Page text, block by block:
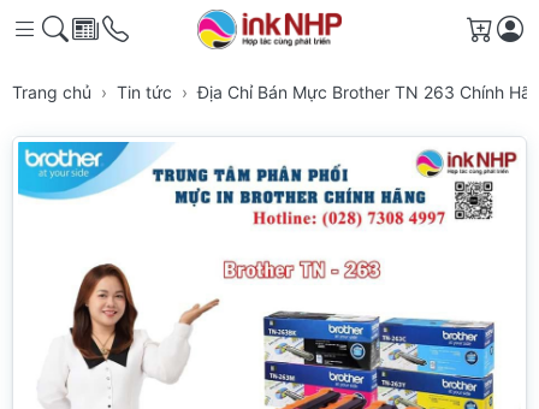
Giỏ
Trang chủ Tin tức Địa Chỉ Bán Mực Brother TN 263 Chính